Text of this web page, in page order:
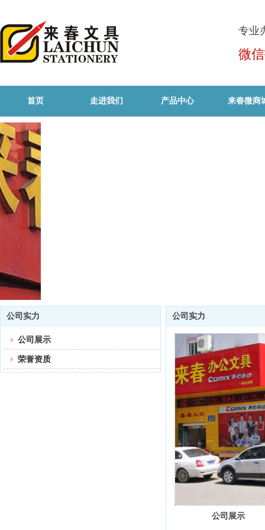
专业
微
首页 走进我们 产品中心 来春微商
公司实力
公司展示
荣誉资质
公司实力
公司展示